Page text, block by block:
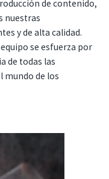
de contenido,
nuestras
y de alta calidad.
se esfuerza por
de todas las
mundo de los